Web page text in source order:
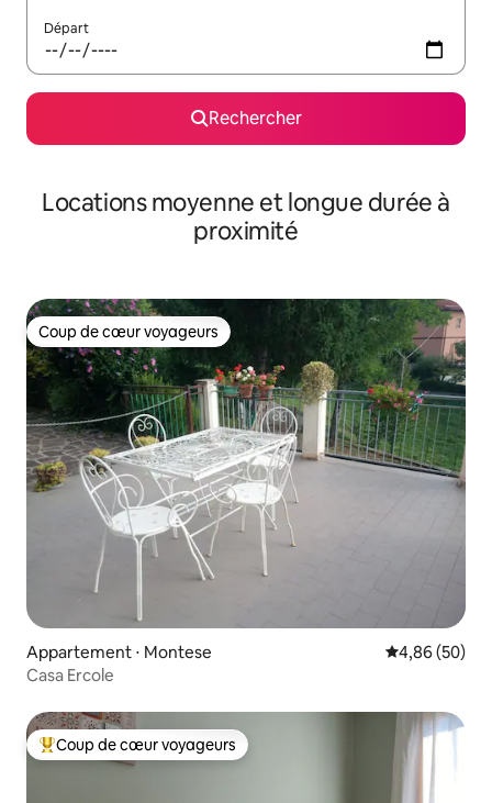
Départ
Rechercher
Locations moyenne et longue durée à
proximité
Coup de cœur voyageurs
Coup de cœur voyageurs
Appartement ⋅ Montese Évaluation
4,86 (50)
Casa Ercole
Coups de cœur voyageurs les plus appréciés
Coup de cœur voyageurs